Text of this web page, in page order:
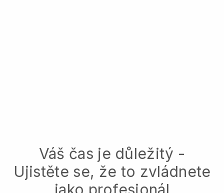
Váš čas je důležitý -
Ujistěte se, že to zvládnete